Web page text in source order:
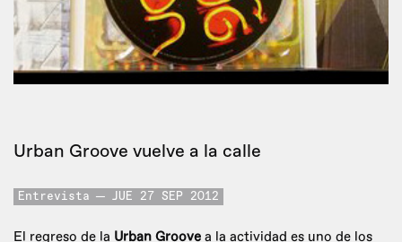
Urban Groove vuelve a la calle
Entrevista JUE 27 SEP 2012
El regreso de la Urban Groove a la actividad es uno de los